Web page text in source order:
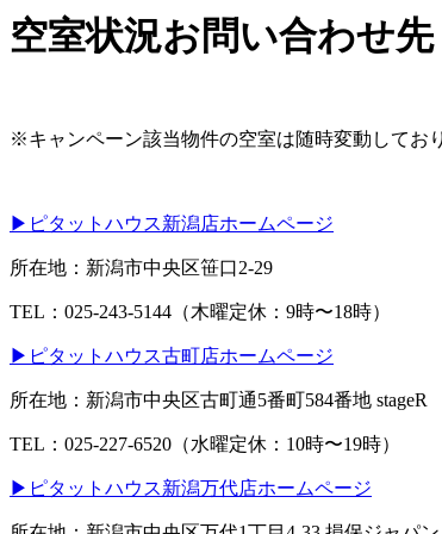
空室状況お問い合わせ先
※キャンペーン該当物件の空室は随時変動してお
▶ ピタットハウス新潟店ホームページ
所在地：新潟市中央区笹口2-29
TEL：025-243-5144（木曜定休：9時〜18時）
▶ ピタットハウス古町店ホームページ
所在地：新潟市中央区古町通5番町584番地 stageR
TEL：025-227-6520（水曜定休：10時〜19時）
▶ ピタットハウス新潟万代店ホームページ